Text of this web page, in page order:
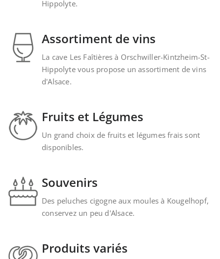
Hippolyte.
Assortiment de vins
La cave Les Faîtières à Orschwiller-Kintzheim-St-
Hippolyte vous propose un assortiment de vins
d'Alsace.
Fruits et Légumes
Un grand choix de fruits et légumes frais sont
disponibles.
Souvenirs
Des peluches cigogne aux moules à Kougelhopf,
conservez un peu d'Alsace.
Produits variés